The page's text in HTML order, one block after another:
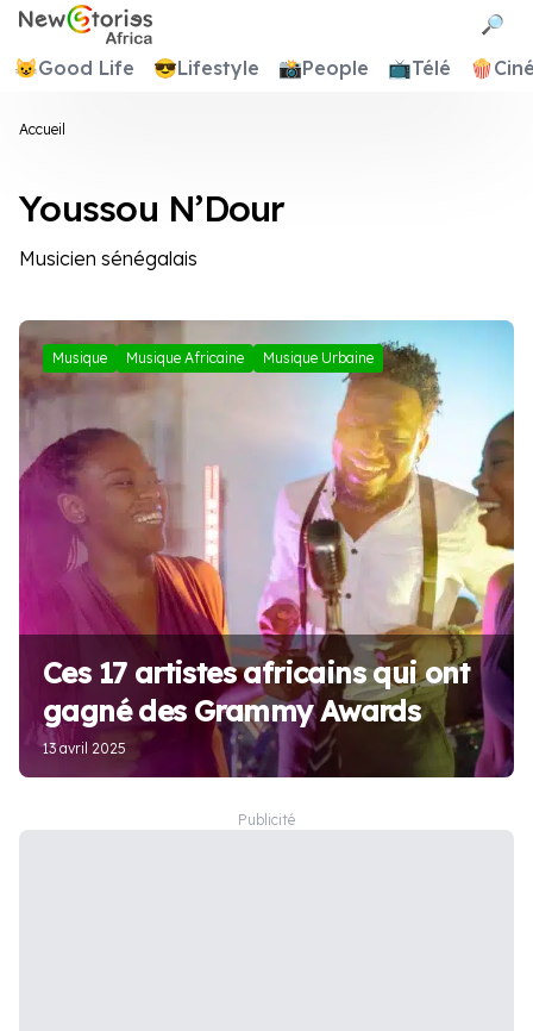
Newstories Africa
🔎
😺Good Life 😎Lifestyle 📸People 📺Télé 🍿
Accueil
Youssou N’Dour
Musicien sénégalais
Musique Musique Africaine Musique Urbaine
Ces 17 artistes africains qui ont
gagné des Grammy Awards
13 avril 2025